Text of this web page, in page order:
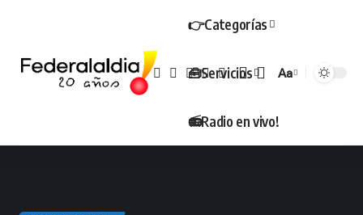
👉Categorías
🧰Servicios
📻Radio en vivo!
Tamaño
Aa